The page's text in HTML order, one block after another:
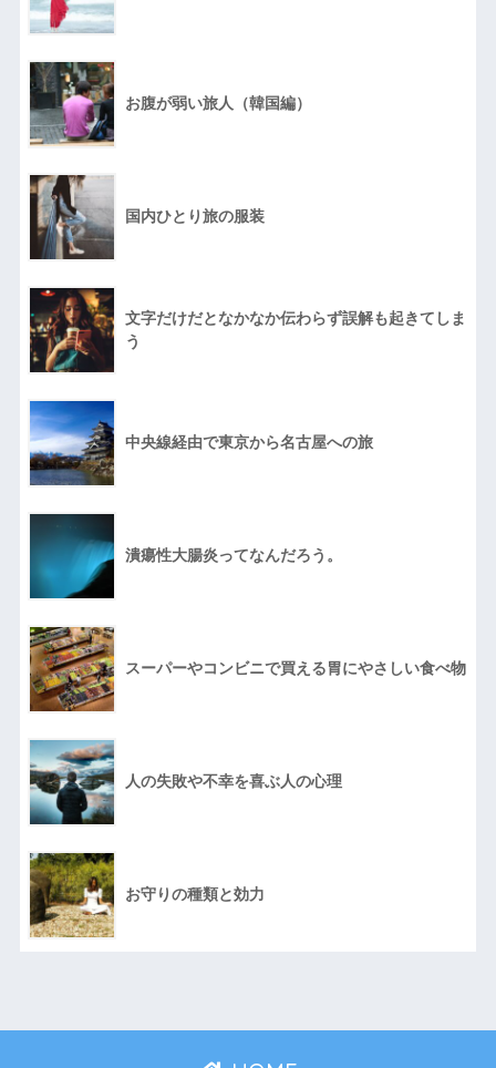
お腹が弱い旅人（韓国編）
国内ひとり旅の服装
文字だけだとなかなか伝わらず誤解も起きてしま
う
中央線経由で東京から名古屋への旅
潰瘍性大腸炎ってなんだろう。
スーパーやコンビニで買える胃にやさしい食べ物
人の失敗や不幸を喜ぶ人の心理
お守りの種類と効力